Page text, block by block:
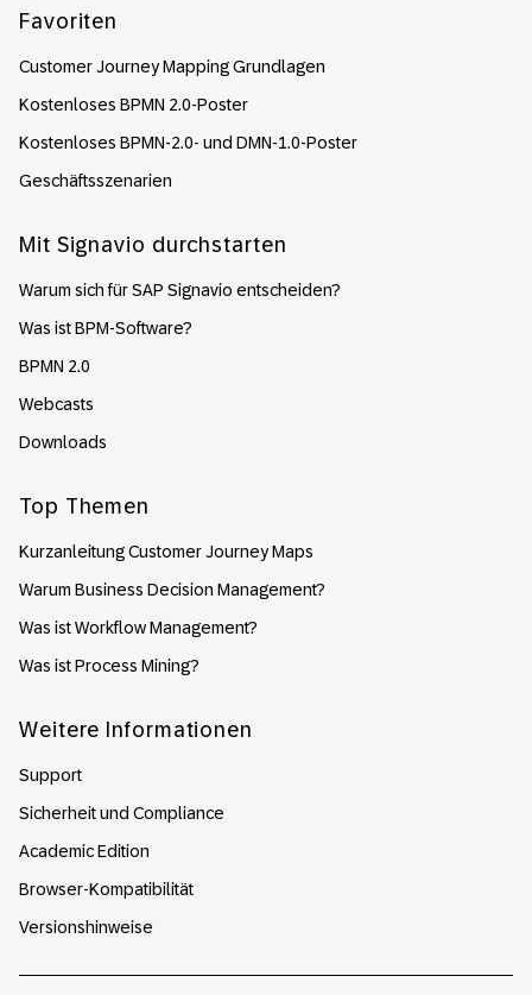
Favoriten
Customer Journey Mapping Grundlagen
Kostenloses BPMN 2.0-Poster
Kostenloses BPMN-2.0- und DMN-1.0-Poster
Geschäftsszenarien
Mit Signavio durchstarten
Warum sich für SAP Signavio entscheiden?
Was ist BPM-Software?
BPMN 2.0
Webcasts
Downloads
Top Themen
Kurzanleitung Customer Journey Maps
Warum Business Decision Management?
Was ist Workflow Management?
Was ist Process Mining?
Weitere Informationen
Support
Sicherheit und Compliance
Academic Edition
Browser-Kompatibilität
Versionshinweise